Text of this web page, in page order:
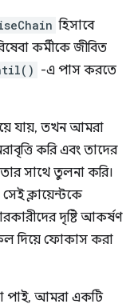
হিসাবে
কর্মীকে জীবিত
-এ পাস করতে
যায়, তখন আমরা
করি এবং তাদের
সাথে তুলনা করি।
ক্লায়েন্টকে
দৃষ্টি আকর্ষণ
দিয়ে ফোকাস করা
পাই, আমরা একটি